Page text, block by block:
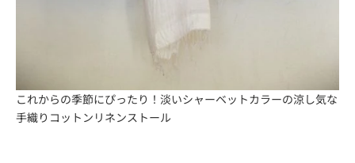
これからの季節にぴったり！淡いシャーベットカラーの涼し気な
手織りコットンリネンストール